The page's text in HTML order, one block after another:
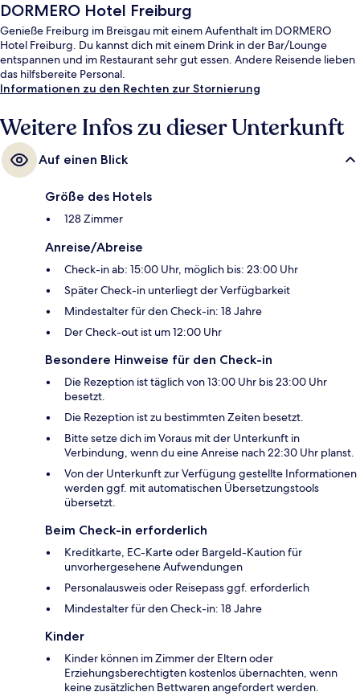
DORMERO Hotel Freiburg
Genieße Freiburg im Breisgau mit einem Aufenthalt im DORMERO
Hotel Freiburg. Du kannst dich mit einem Drink in der Bar/Lounge
entspannen und im Restaurant sehr gut essen. Andere Reisende lieben
das hilfsbereite Personal.
Informationen zu den Rechten zur Stornierung
Weitere Infos zu dieser Unterkunft
Auf einen Blick
Größe des Hotels
128 Zimmer
Anreise/Abreise
Check-in ab: 15:00 Uhr, möglich bis: 23:00 Uhr
Später Check-in unterliegt der Verfügbarkeit
Mindestalter für den Check-in: 18 Jahre
Der Check-out ist um 12:00 Uhr
Besondere Hinweise für den Check-in
Die Rezeption ist täglich von 13:00 Uhr bis 23:00 Uhr
besetzt.
Die Rezeption ist zu bestimmten Zeiten besetzt.
Bitte setze dich im Voraus mit der Unterkunft in
Verbindung, wenn du eine Anreise nach 22:30 Uhr planst.
Von der Unterkunft zur Verfügung gestellte Informationen
werden ggf. mit automatischen Übersetzungstools
übersetzt.
Beim Check-in erforderlich
Kreditkarte, EC-Karte oder Bargeld-Kaution für
unvorhergesehene Aufwendungen
Personalausweis oder Reisepass ggf. erforderlich
Mindestalter für den Check-in: 18 Jahre
Kinder
Kinder können im Zimmer der Eltern oder
Erziehungsberechtigten kostenlos übernachten, wenn
keine zusätzlichen Bettwaren angefordert werden.